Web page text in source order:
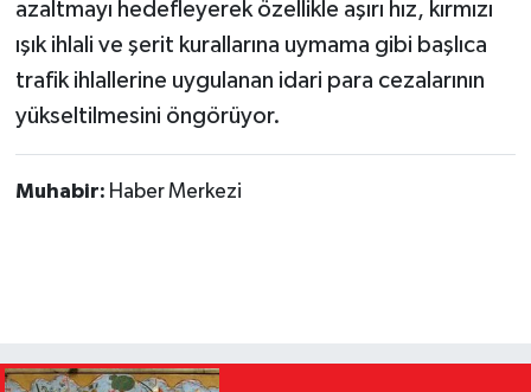
azaltmayı hedefleyerek özellikle aşırı hız, kırmızı
ışık ihlali ve şerit kurallarına uymama gibi başlıca
trafik ihlallerine uygulanan idari para cezalarının
yükseltilmesini öngörüyor.
Muhabir: Haber Merkezi